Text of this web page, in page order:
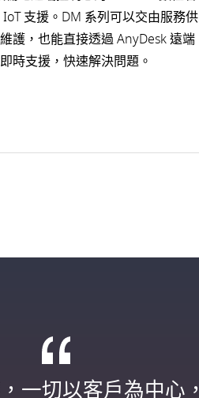
支援。DM 系列可以交由服務供
護，也能直接透過 AnyDesk 遠端
時支援，快速解決問題。
一切以客戶為中心